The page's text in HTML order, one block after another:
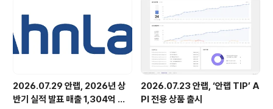
2026.07.29 안랩, 2026년 상
반기 실적 발표 매출 1,304억 원,
2026.07.23 안랩, ‘안랩 TIP’ A
PI 전용 상품 출시